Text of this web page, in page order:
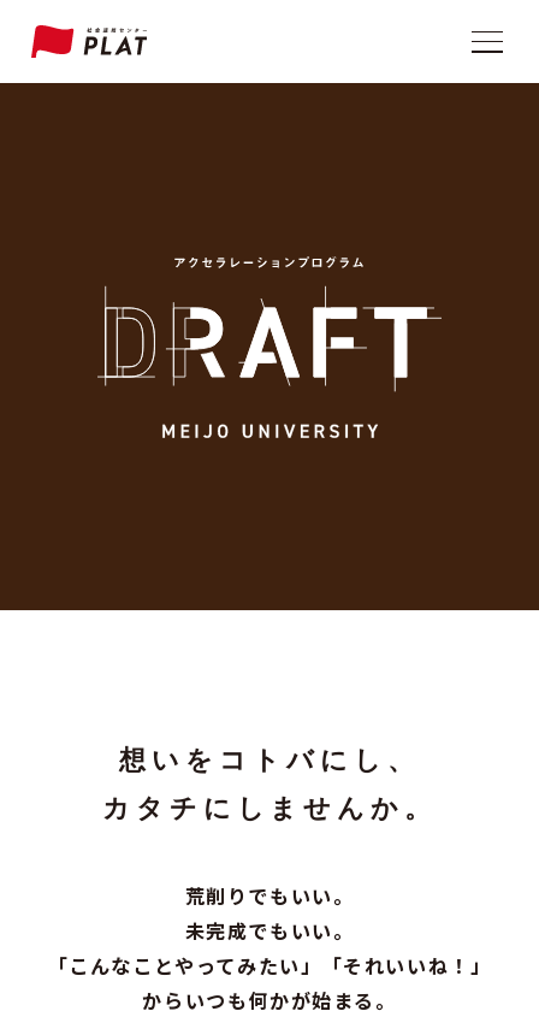
想いをコトバにし、
カタチにしませんか。
荒削りでもいい。
未完成でもいい。
「こんなことやってみたい」「それいいね！」
からいつも何かが始まる。